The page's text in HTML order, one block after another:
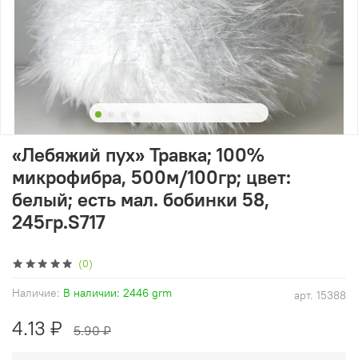
(0)
арт. 15388
Наличие: В наличии: 2446 grm
«Лебяжий пух» Травка; 100%
микрофибра, 500м/100гр; цвет:
белый; есть мал. бобинки 58,
245гр.S717
4.13 ₽ 5.90 ₽